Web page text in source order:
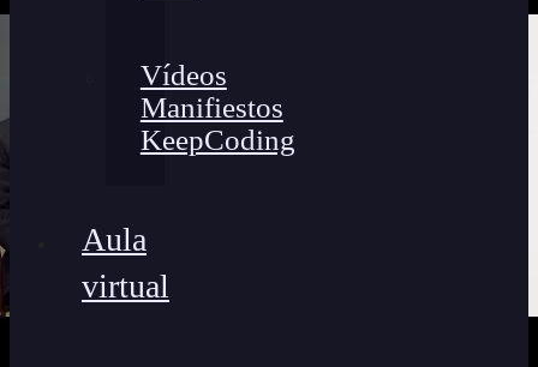
Vídeos
Manifiestos
KeepCoding
Aula
virtual